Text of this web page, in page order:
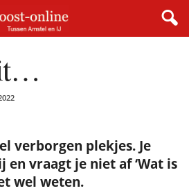
verborgen plekjes. Je
vraagt je niet af ‘Wat is
wel weten.